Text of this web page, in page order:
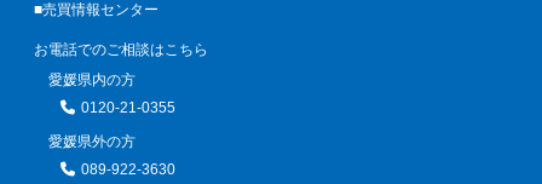
■売買情報センター
お電話でのご相談はこちら
愛媛県内の方
0120-21-0355
愛媛県外の方
089-922-3630